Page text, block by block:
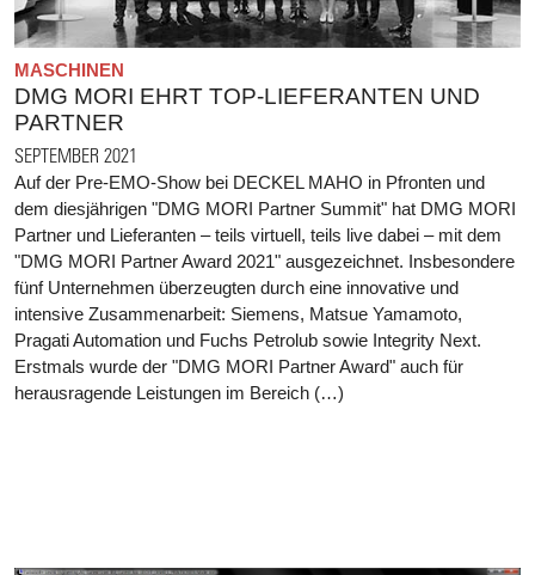
MASCHINEN
DMG MORI EHRT TOP-LIEFERANTEN UND
PARTNER
SEPTEMBER 2021
Auf der Pre-EMO-Show bei DECKEL MAHO in Pfronten und
dem diesjährigen "DMG MORI Partner Summit" hat DMG MORI
Partner und Lieferanten – teils virtuell, teils live dabei – mit dem
"DMG MORI Partner Award 2021" ausgezeichnet. Insbesondere
fünf Unternehmen überzeugten durch eine innovative und
intensive Zusammenarbeit: Siemens, Matsue Yamamoto,
Pragati Automation und Fuchs Petrolub sowie Integrity Next.
Erstmals wurde der "DMG MORI Partner Award" auch für
herausragende Leistungen im Bereich (…)